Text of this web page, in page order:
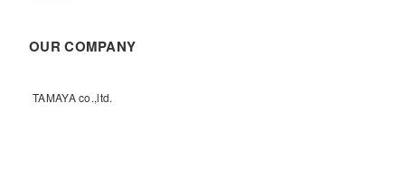
OUR COMPANY
TAMAYA co.,ltd.